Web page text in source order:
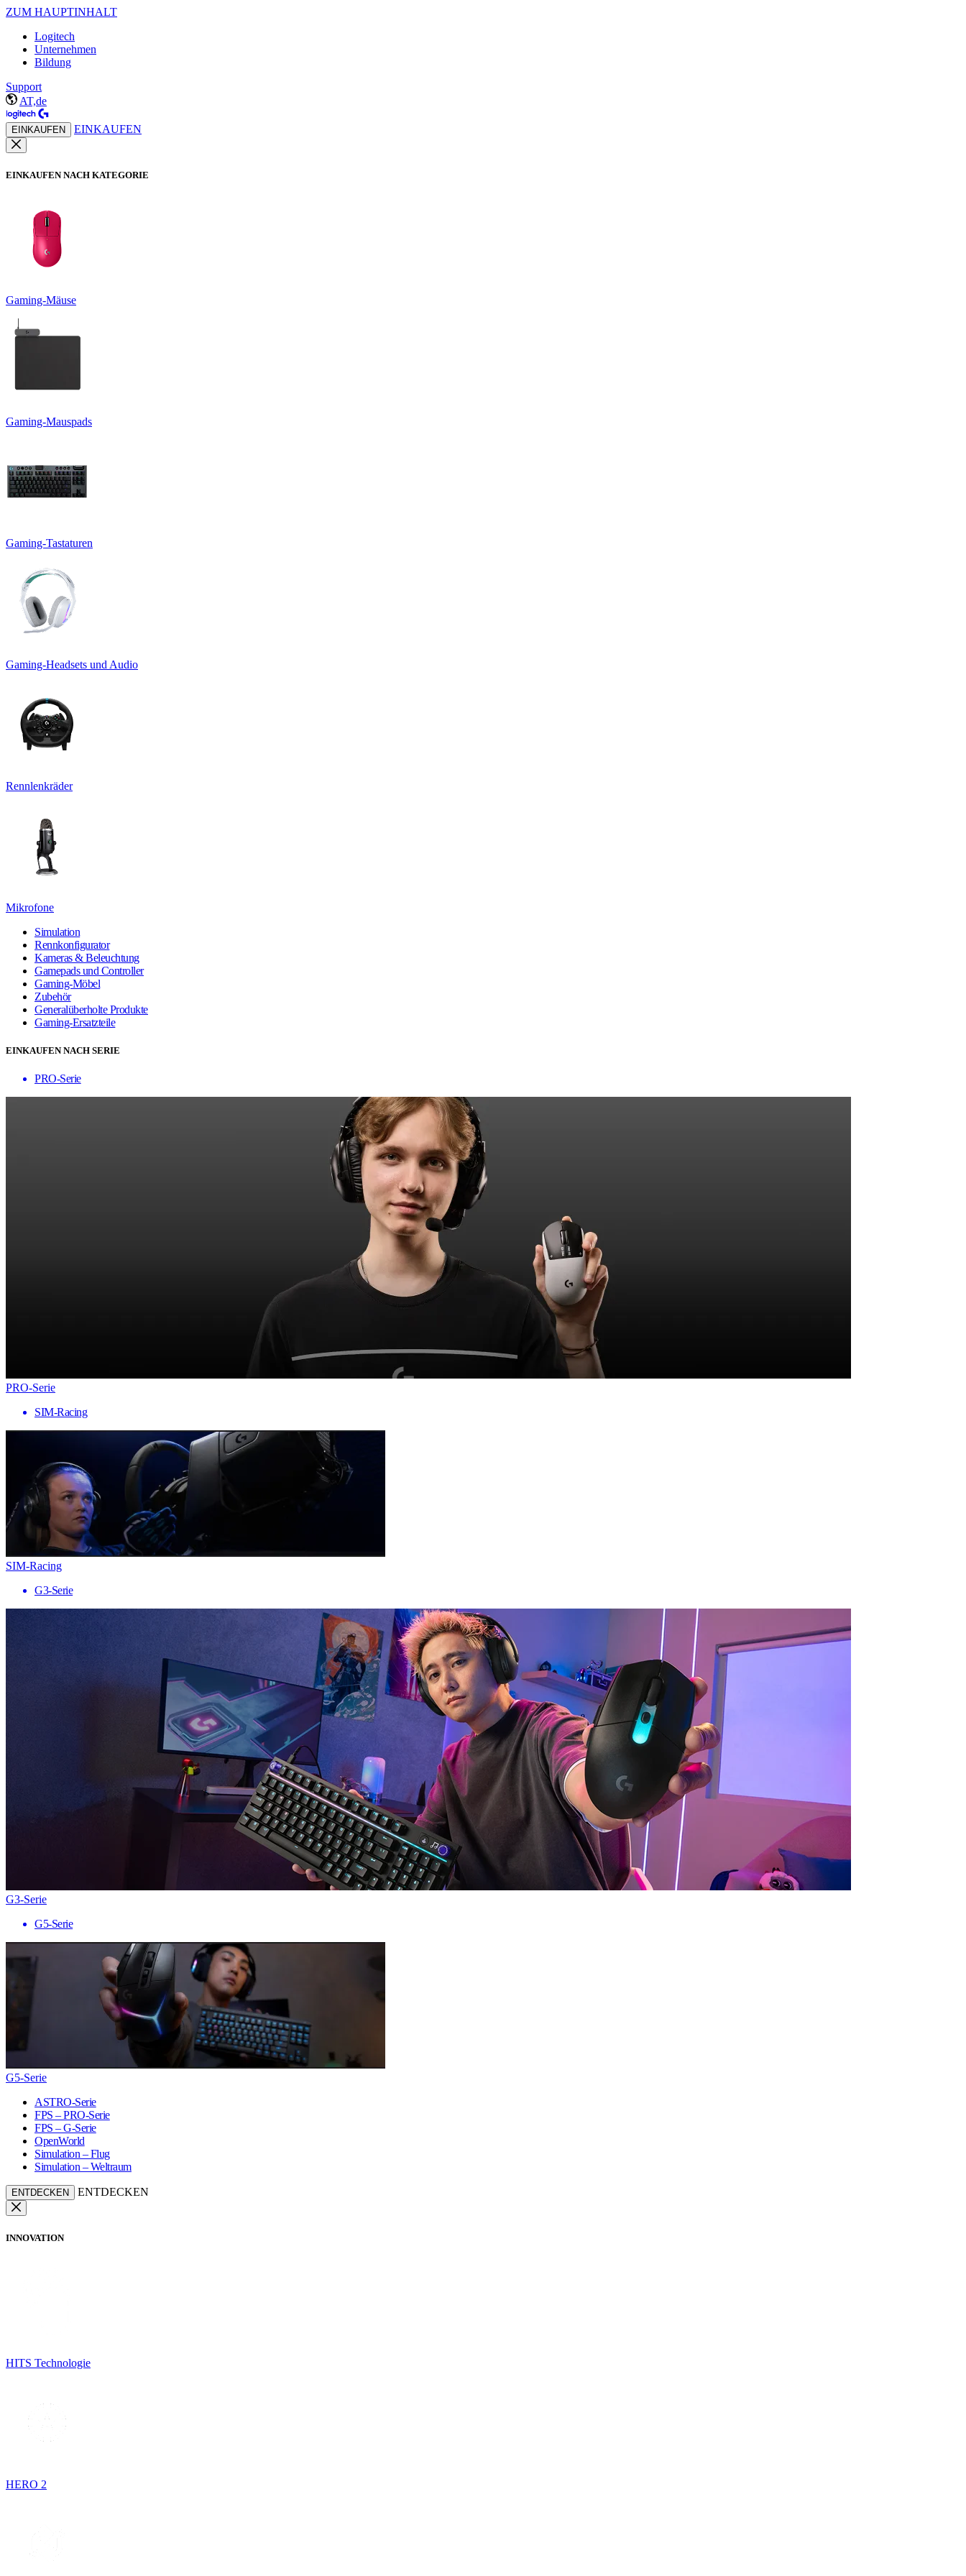
ZUM HAUPTINHALT
Logitech
Unternehmen
Bildung
Support
AT,de
EINKAUFEN EINKAUFEN
EINKAUFEN NACH KATEGORIE
Gaming-Mäuse
Gaming-Mauspads
Gaming-Tastaturen
Gaming-Headsets und Audio
Rennlenkräder
Mikrofone
Simulation
Rennkonfigurator
Kameras & Beleuchtung
Gamepads und Controller
Gaming-Möbel
Zubehör
Generalüberholte Produkte
Gaming-Ersatzteile
EINKAUFEN NACH SERIE
PRO-Serie
PRO-Serie
SIM-Racing
SIM-Racing
G3-Serie
G3-Serie
G5-Serie
G5-Serie
ASTRO-Serie
FPS – PRO-Serie
FPS – G-Serie
OpenWorld
Simulation – Flug
Simulation – Weltraum
ENTDECKEN ENTDECKEN
INNOVATION
HITS Technologie
HERO 2